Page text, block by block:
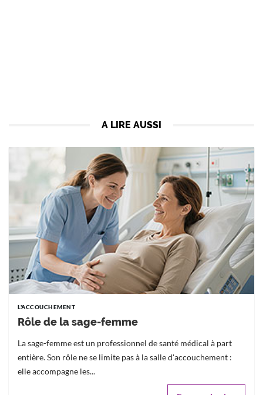
A LIRE AUSSI
L'ACCOUCHEMENT
Rôle de la sage-femme
La sage-femme est un professionnel de santé médical à part
entière. Son rôle ne se limite pas à la salle d'accouchement :
elle accompagne les...